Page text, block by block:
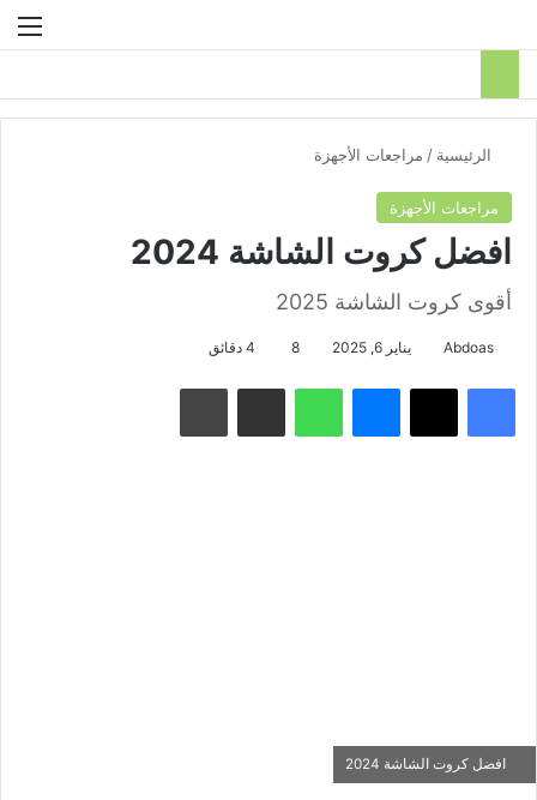
الرئيسية / مراجعات الأجهزة
مراجعات الأجهزة
افضل كروت الشاشة 2024
أقوى كروت الشاشة 2025
Abdoas يناير 6, 2025 8
فيسبوك ‫X ماسنجر واتساب مشاركة عبر البريد طباعة
افضل كروت الشاشة 2024